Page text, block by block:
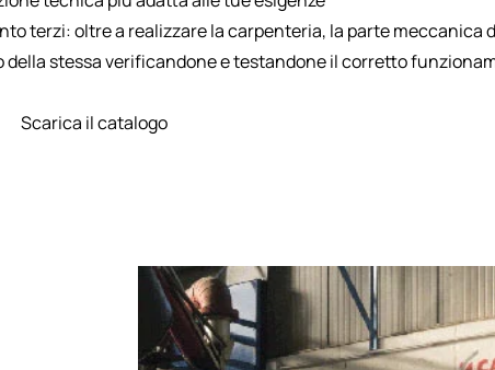
terzi: oltre a realizzare la carpenteria, la parte meccanica
stessa verificandone e testandone il corretto
Scarica il catalogo